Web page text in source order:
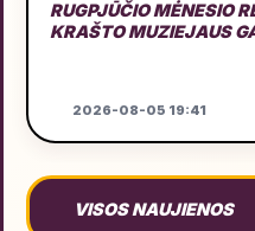
RUGPJŪČIO MĖNESIO
KRAŠTO MUZIEJAUS
2026-08-05 19:41
VISOS NAUJIENOS